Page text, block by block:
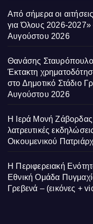
Από σήμερα οι
για Όλους 2026-2027»
Αυγούστου 2026
Θανάσης
Έκτακτη
στο Δημοτικό Στάδιο
Αυγούστου 2026
Η Ιερά Μονή Ζάβορδας
λατρευτικές
Οικουμενικού
Η Περιφερειακή
Εθνική Ομάδα
Γρεβενά – (εικόνες +